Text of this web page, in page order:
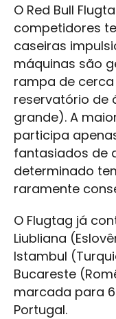
O Red Bull
competidores
caseiras
máquinas são
rampa de
reservatório de
grande). A
participa
fantasiados de
determinado
raramente
O Flugtag já
Liubliana
Istambul
Bucareste
marcada para
Portugal.